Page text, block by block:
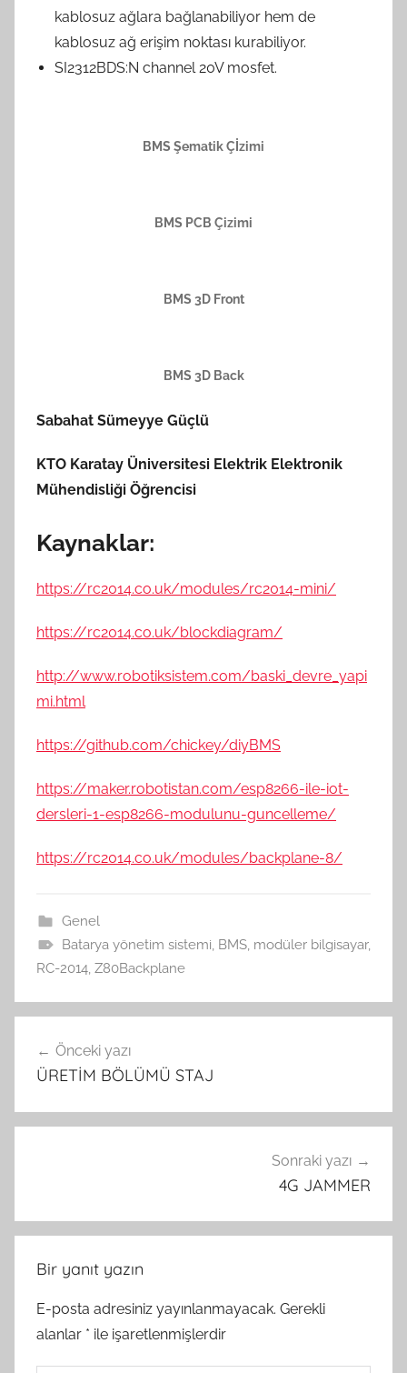
kablosuz ağlara bağlanabiliyor hem de
kablosuz ağ erişim noktası kurabiliyor.
SI2312BDS:N channel 20V mosfet.
BMS Şematik Çİzimi
BMS PCB Çizimi
BMS 3D Front
BMS 3D Back
Sabahat Sümeyye Güçlü
KTO Karatay Üniversitesi Elektrik Elektronik
Mühendisliği Öğrencisi
Kaynaklar:
https://rc2014.co.uk/modules/rc2014-mini/
https://rc2014.co.uk/blockdiagram/
http://www.robotiksistem.com/baski_devre_yapi
mi.html
https://github.com/chickey/diyBMS
https://maker.robotistan.com/esp8266-ile-iot-
dersleri-1-esp8266-modulunu-guncelleme/
https://rc2014.co.uk/modules/backplane-8/
Genel
Batarya yönetim sistemi, BMS, modüler bilgisayar,
RC-2014, Z80Backplane
gezinmesi
Önceki yazı
ÜRETİM BÖLÜMÜ STAJ
Sonraki yazı
4G JAMMER
Bir yanıt yazın
E-posta adresiniz yayınlanmayacak. Gerekli
alanlar * ile işaretlenmişlerdir